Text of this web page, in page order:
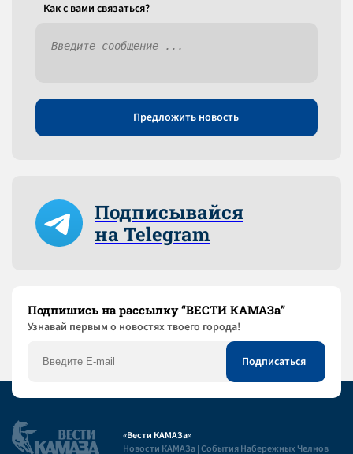
Как c вами связаться?
Предложить новость
Подписывайся
на Telegram
Подпишись на рассылку “ВЕСТИ КАМАЗа”
Узнaвай первым о новостях твоего города!
«Вести КАМАЗа»
Новости КАМАЗа | События Набережных Челнов